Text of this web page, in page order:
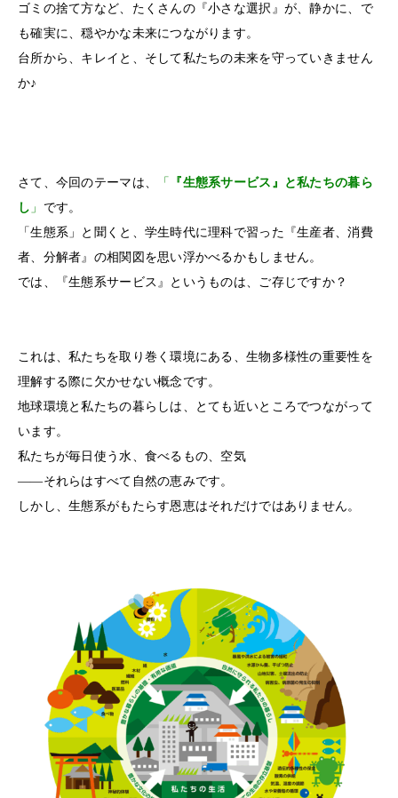
ゴミの捨て方など、たくさんの『小さな選択』が、静かに、で
も確実に、穏やかな未来につながります。
台所から、キレイと、そして私たちの未来を守っていきません
か♪
さて、今回のテーマは、 「
『生態系サービス』と私たちの暮ら
し 」 です。
「生態系」と聞くと、学生時代に理科で習った『生産者、消費
者、分解者』の相関図を思い浮かべるかもしません。
では、『生態系サービス』というものは、ご存じですか？
これは、私たちを取り巻く環境にある、生物多様性の重要性を
理解する際に欠かせない概念です。
地球環境と私たちの暮らしは、とても近いところでつながって
います。
私たちが毎日使う水、食べるもの、空気
――それらはすべて自然の恵みです。
しかし、生態系がもたらす恩恵はそれだけではありません。